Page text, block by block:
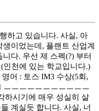
하고 있습니다. 사실, 아
이었는데, 플랜트 산업계
다. 우선 제 스펙(?) 부터
인천에 있는 학교입니다.)
영어 : 토스 IM3 수상(5회,
ㅡㅡㅡㅡㅡㅡㅡㅡㅡㅡㅡ
하시기에 매우 성실히 살
계실듯 합니다. 사실, 너